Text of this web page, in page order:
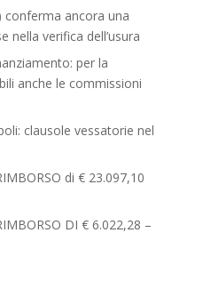
conferma ancora una
nella verifica dell’usura
per la
anche le commissioni
clausole vessatorie nel
di € 23.097,10
DI € 6.022,28 –